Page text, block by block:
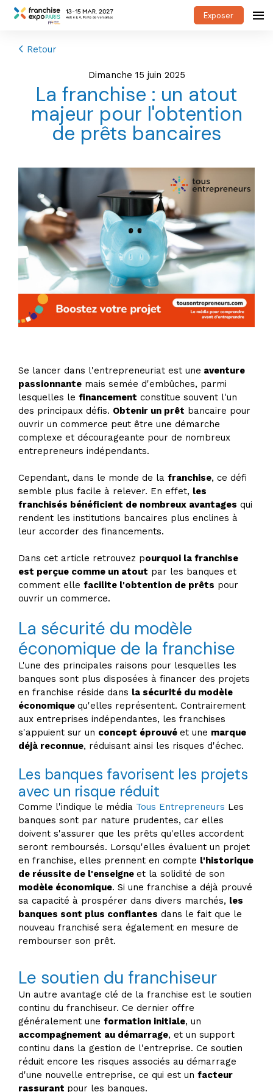
Exposer
Retour
dimanche 15 juin 2025
La franchise : un atout
majeur pour l'obtention
de prêts bancaires
Se lancer dans l'entrepreneuriat est une aventure
passionnante mais semée d'embûches, parmi
lesquelles le financement constitue souvent l'un
des principaux défis. Obtenir un prêt bancaire pour
ouvrir un commerce peut être une démarche
complexe et décourageante pour de nombreux
entrepreneurs indépendants.
Cependant, dans le monde de la franchise, ce défi
semble plus facile à relever. En effet, les
franchisés bénéficient de nombreux avantages qui
rendent les institutions bancaires plus enclines à
leur accorder des financements.
Dans cet article retrouvez pourquoi la franchise
est perçue comme un atout par les banques et
comment elle facilite l'obtention de prêts pour
ouvrir un commerce.
La sécurité du modèle
économique de la franchise
L'une des principales raisons pour lesquelles les
banques sont plus disposées à financer des projets
en franchise réside dans la sécurité du modèle
économique qu'elles représentent. Contrairement
aux entreprises indépendantes, les franchises
s'appuient sur un concept éprouvé et une marque
déjà reconnue, réduisant ainsi les risques d'échec.
Les banques favorisent les projets
avec un risque réduit
Comme l'indique le média Tous Entrepreneurs Les
banques sont par nature prudentes, car elles
doivent s'assurer que les prêts qu'elles accordent
seront remboursés. Lorsqu'elles évaluent un projet
en franchise, elles prennent en compte l'historique
de réussite de l'enseigne et la solidité de son
modèle économique. Si une franchise a déjà prouvé
sa capacité à prospérer dans divers marchés, les
banques sont plus confiantes dans le fait que le
nouveau franchisé sera également en mesure de
rembourser son prêt.
Le soutien du franchiseur
Un autre avantage clé de la franchise est le soutien
continu du franchiseur. Ce dernier offre
généralement une formation initiale, un
accompagnement au démarrage, et un support
continu dans la gestion de l'entreprise. Ce soutien
réduit encore les risques associés au démarrage
d'une nouvelle entreprise, ce qui est un facteur
rassurant pour les banques.